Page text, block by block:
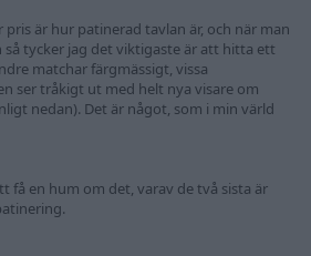
är hur patinerad tavlan är, och när man
tycker jag det viktigaste är att hitta ett
matchar färgmässigt, vissa
ser tråkigt ut med helt nya visare om
nedan). Det är något, som i min värld
få en hum om det, varav de två sista är